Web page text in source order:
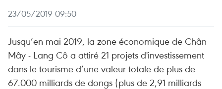
23/05/2019 09:50
Jusqu’en mai 2019, la zone économique de Chân
Mây - Lang Cô a attiré 21 projets d'investissement
dans le tourisme d’une valeur totale de plus de
67.000 milliards de dongs (plus de 2,91 milliards